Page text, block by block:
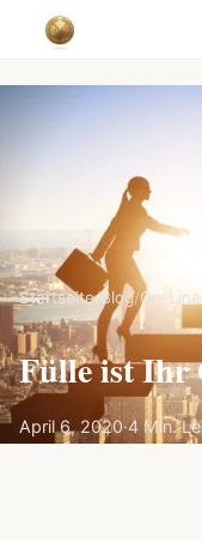
Startseite/Blog/On-
Fülle ist Ihr
April 6, 2020·4 Min.